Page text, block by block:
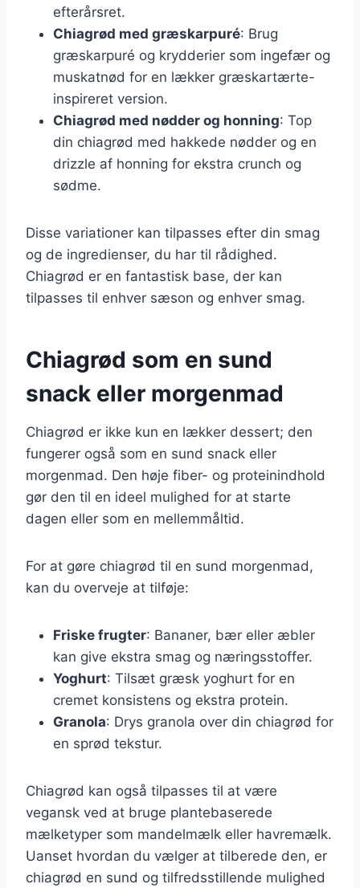
efterårsret.
Chiagrød med græskarpuré: Brug
græskarpuré og krydderier som ingefær og
muskatnød for en lækker græskartærte-
inspireret version.
Chiagrød med nødder og honning: Top
din chiagrød med hakkede nødder og en
drizzle af honning for ekstra crunch og
sødme.
Disse variationer kan tilpasses efter din smag
og de ingredienser, du har til rådighed.
Chiagrød er en fantastisk base, der kan
tilpasses til enhver sæson og enhver smag.
Chiagrød som en sund
snack eller morgenmad
Chiagrød er ikke kun en lækker dessert; den
fungerer også som en sund snack eller
morgenmad. Den høje fiber- og proteinindhold
gør den til en ideel mulighed for at starte
dagen eller som en mellemmåltid.
For at gøre chiagrød til en sund morgenmad,
kan du overveje at tilføje:
Friske frugter: Bananer, bær eller æbler
kan give ekstra smag og næringsstoffer.
Yoghurt: Tilsæt græsk yoghurt for en
cremet konsistens og ekstra protein.
Granola: Drys granola over din chiagrød for
en sprød tekstur.
Chiagrød kan også tilpasses til at være
vegansk ved at bruge plantebaserede
mælketyper som mandelmælk eller havremælk.
Uanset hvordan du vælger at tilberede den, er
chiagrød en sund og tilfredsstillende mulighed